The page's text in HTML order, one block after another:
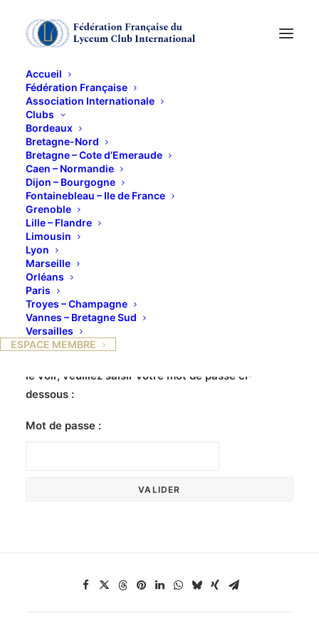
Accueil
Fédération Française
Association Internationale
Clubs
Bordeaux
Bretagne-Nord
Bretagne – Cote d’Emeraude
Caen – Normandie
Dijon – Bourgogne
Fontainebleau – Ile de France
Grenoble
Lille – Flandre
Limousin
Lyon
Marseille
Orléans
Paris
Troyes – Champagne
Vannes – Bretagne Sud
Versailles
ESPACE MEMBRE
découverte d'un
tableau de Nicolas
Poussin
le voir, veuillez saisir votre mot de passe ci-
dessous :
Mot de passe :